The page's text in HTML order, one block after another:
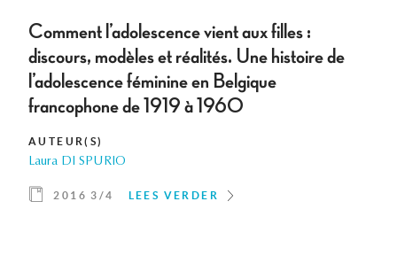
Comment l’adolescence vient aux filles :
discours, modèles et réalités. Une histoire de
l’adolescence féminine en Belgique
francophone de 1919 à 1960
AUTEUR(S)
Laura DI SPURIO
2016 3/4 LEES VERDER